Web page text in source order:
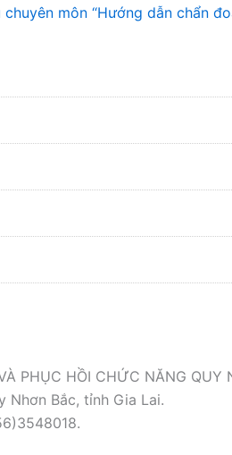
chuyên môn “Hướng dẫn
PHỤC HỒI CHỨC NĂNG QUY
Nhơn Bắc, tỉnh Gia Lai.